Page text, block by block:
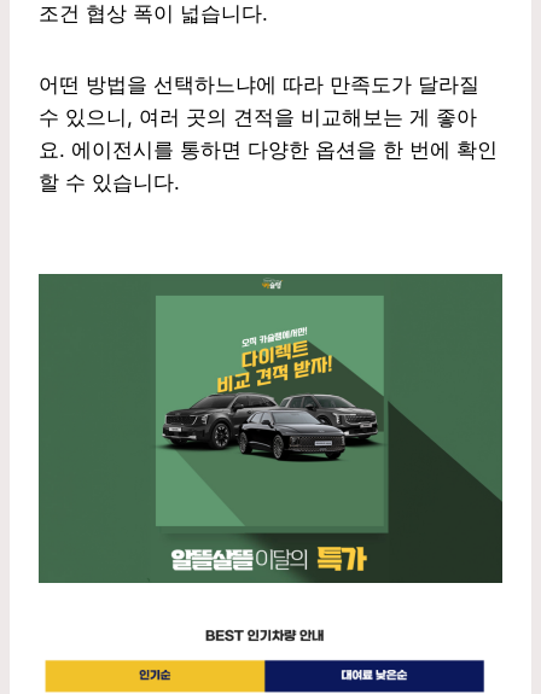
조건 협상 폭이 넓습니다.
어떤 방법을 선택하느냐에 따라 만족도가 달라질
수 있으니, 여러 곳의 견적을 비교해보는 게 좋아
요. 에이전시를 통하면 다양한 옵션을 한 번에 확인
할 수 있습니다.